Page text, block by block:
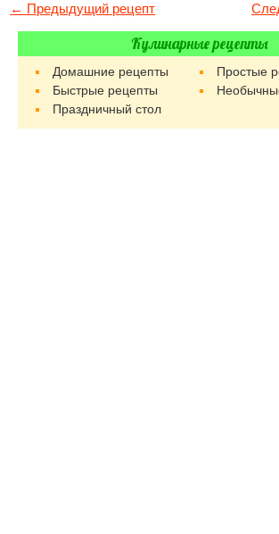
← Предыдущий рецепт
Кулинарные рецепты
Домашние рецепты
Простые
Быстрые рецепты
Праздничный стол